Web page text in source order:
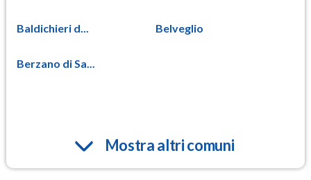
Baldichieri d... Belveglio
Berzano di Sa...
Mostra altri comuni